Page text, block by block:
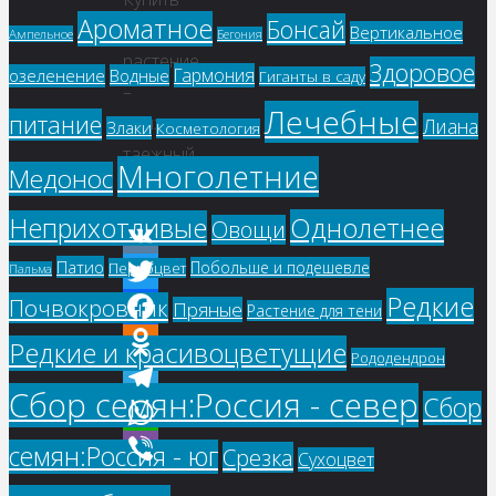
семена,
растение
–
Княжик
таежный
белый
VK
Twitter
Facebook
Odnoklassniki
Telegram
WhatsApp
Viber
Ампельное Ароматное Бегония Бонсай Вертикальное
озеленение Водные Гармония Гиганты в саду Здоровое
питание Злаки Косметология Лечебные Лиана
МедоносМноголетние
Неприхотливые Овощи Однолетнее
Пальма Патио Первоцвет Побольше и подешевле
Почвокровник Пряные Растение для тени Редкие
Редкие и красивоцветущие Рододендрон
Сбор семян:Россия - северСбор
семян:Россия - югСрезка Сухоцвет